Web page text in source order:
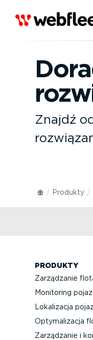
Znajdź
Produkty
PRODUKTY
Zarządzanie
Monitoring
Lokalizacja
Optyma­li­zacja
Zarządzanie i